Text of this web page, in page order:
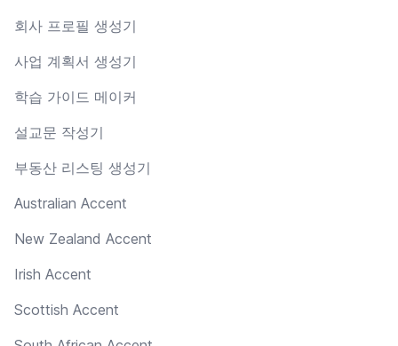
회사 프로필 생성기
사업 계획서 생성기
학습 가이드 메이커
설교문 작성기
부동산 리스팅 생성기
Australian Accent
New Zealand Accent
Irish Accent
Scottish Accent